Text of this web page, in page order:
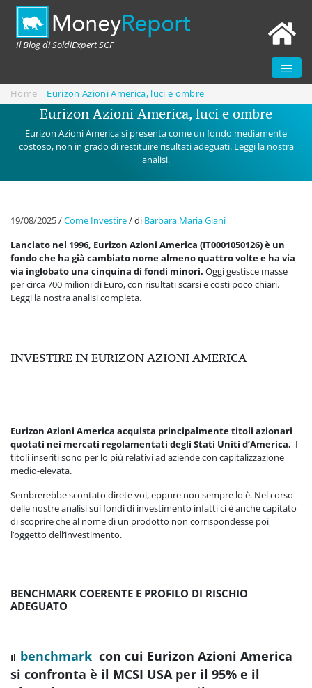
Il Blog di SoldiExpert SCF
Home | Eurizon Azioni America, luci e ombre
Eurizon Azioni America, luci e ombre
Eurizon Azioni America si presenta come un fondo mediamente
costoso, non in grado di restituire risultati adeguati. Leggi la nostra
analisi.
19/08/2025/Come Investire/di Barbara Maria Giani
Lanciato nel 1996, Eurizon Azioni America (IT0001050126) è un
fondo che ha già cambiato nome almeno quattro volte e ha via
via inglobato una cinquina di fondi minori. Oggi gestisce masse
per circa 700 milioni di Euro, con risultati scarsi e costi poco chiari.
Leggi la nostra analisi completa.
INVESTIRE IN EURIZON AZIONI AMERICA
Eurizon Azioni America acquista principalmente titoli azionari
quotati nei mercati regolamentati degli Stati Uniti d’America. I
titoli inseriti sono per lo più relativi ad aziende con capitalizzazione
medio-elevata.
Sembrerebbe scontato direte voi, eppure non sempre lo è. Nel corso
delle nostre analisi sui fondi di investimento infatti ci è anche capitato
di scoprire che al nome di un prodotto non corrispondesse poi
l’oggetto dell’investimento.
BENCHMARK COERENTE E PROFILO DI RISCHIO
ADEGUATO
Il benchmark con cui Eurizon Azioni America
si confronta è il MCSI USA per il 95% e il